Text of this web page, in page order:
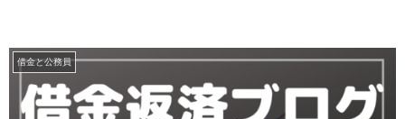
借金と公務員